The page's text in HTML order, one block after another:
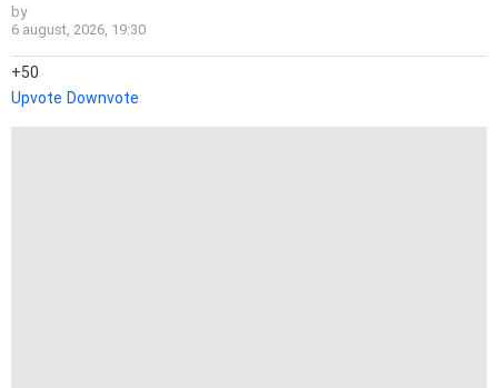
by
6 august, 2026, 19:30
50
Upvote Downvote